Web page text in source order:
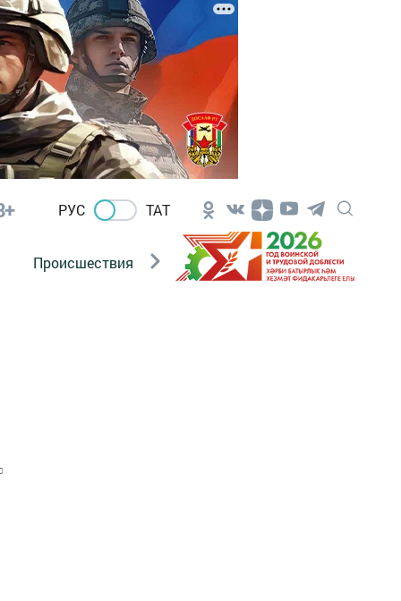
РУС ТАТ
Происшествия Новости Госавтоинспекции